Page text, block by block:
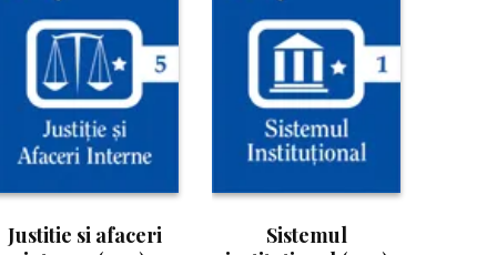
Justitie si afaceri
Sistemul